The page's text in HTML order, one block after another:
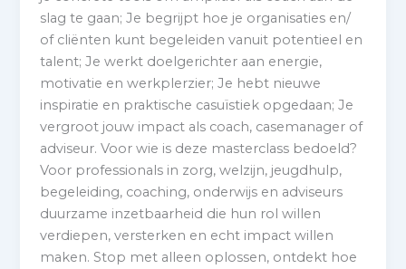
slag te gaan; Je begrijpt hoe je organisaties en/
of cliënten kunt begeleiden vanuit potentieel en
talent; Je werkt doelgerichter aan energie,
motivatie en werkplerzier; Je hebt nieuwe
inspiratie en praktische casuïstiek opgedaan; Je
vergroot jouw impact als coach, casemanager of
adviseur. Voor wie is deze masterclass bedoeld?
Voor professionals in zorg, welzijn, jeugdhulp,
begeleiding, coaching, onderwijs en adviseurs
duurzame inzetbaarheid die hun rol willen
verdiepen, versterken en echt impact willen
maken. Stop met alleen oplossen, ontdekt hoe